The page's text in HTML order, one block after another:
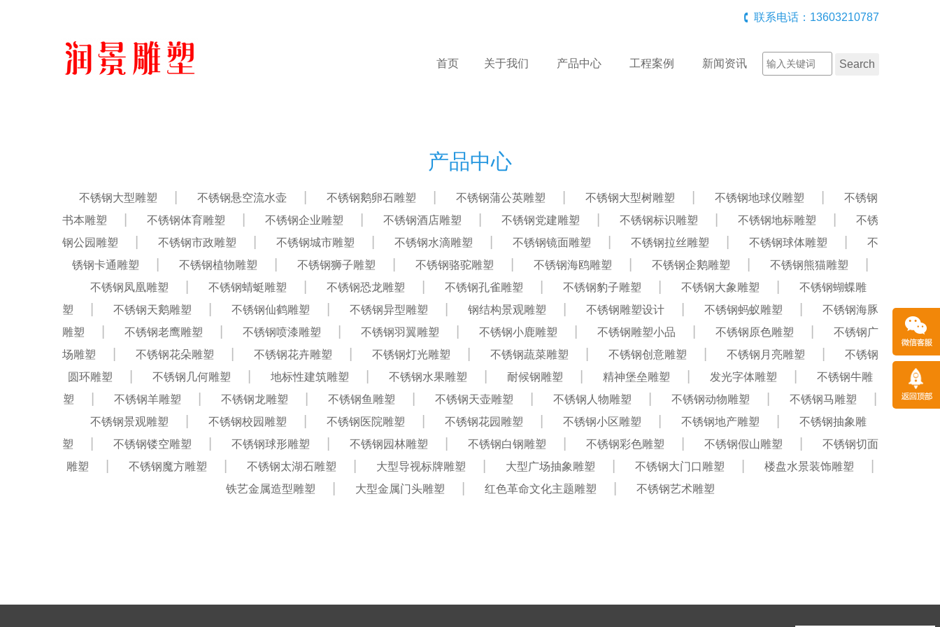
联系电话：13603210787
首页 关于我们 产品中心 工程案例 新闻资讯
产品中心
不锈钢大型雕塑 不锈钢悬空流水壶 不锈钢鹅卵石雕塑 不锈钢蒲公英雕塑 不锈钢大型树雕塑 不锈钢地球仪雕塑
不锈钢
书本雕塑
不锈钢体育雕塑 不锈钢企业雕塑 不锈钢酒店雕塑 不锈钢党建雕塑 不锈钢标识雕塑 不锈钢地标雕塑
不锈
钢公园雕塑
不锈钢市政雕塑 不锈钢城市雕塑 不锈钢水滴雕塑 不锈钢镜面雕塑 不锈钢拉丝雕塑 不锈钢球体雕塑
不
锈钢卡通雕塑
不锈钢植物雕塑 不锈钢狮子雕塑 不锈钢骆驼雕塑 不锈钢海鸥雕塑 不锈钢企鹅雕塑
不锈钢熊猫雕塑
不锈钢凤凰雕塑
不锈钢蜻蜓雕塑 不锈钢恐龙雕塑 不锈钢孔雀雕塑 不锈钢豹子雕塑 不锈钢大象雕塑
不锈钢蝴蝶雕
塑
不锈钢天鹅雕塑 不锈钢仙鹤雕塑 不锈钢异型雕塑 钢结构景观雕塑 不锈钢雕塑设计 不锈钢蚂蚁雕塑
不锈钢海豚
雕塑
不锈钢老鹰雕塑 不锈钢喷漆雕塑 不锈钢羽翼雕塑 不锈钢小鹿雕塑 不锈钢雕塑小品 不锈钢原色雕塑
不锈钢广
场雕塑
不锈钢花朵雕塑 不锈钢花卉雕塑 不锈钢灯光雕塑 不锈钢蔬菜雕塑 不锈钢创意雕塑 不锈钢月亮雕塑
不锈钢
圆环雕塑
不锈钢几何雕塑 地标性建筑雕塑 不锈钢水果雕塑 耐候钢雕塑 精神堡垒雕塑 发光字体雕塑
不锈钢牛雕
塑
不锈钢羊雕塑 不锈钢龙雕塑 不锈钢鱼雕塑 不锈钢天壶雕塑 不锈钢人物雕塑 不锈钢动物雕塑
不锈钢马雕塑
不锈钢景观雕塑
不锈钢校园雕塑 不锈钢医院雕塑 不锈钢花园雕塑 不锈钢小区雕塑 不锈钢地产雕塑
不锈钢抽象雕
塑
不锈钢镂空雕塑 不锈钢球形雕塑 不锈钢园林雕塑 不锈钢白钢雕塑 不锈钢彩色雕塑 不锈钢假山雕塑
不锈钢切面
雕塑
不锈钢魔方雕塑 不锈钢太湖石雕塑 大型导视标牌雕塑 大型广场抽象雕塑 不锈钢大门口雕塑
楼盘水景装饰雕塑
铁艺金属造型雕塑
大型金属门头雕塑 红色革命文化主题雕塑 不锈钢艺术雕塑